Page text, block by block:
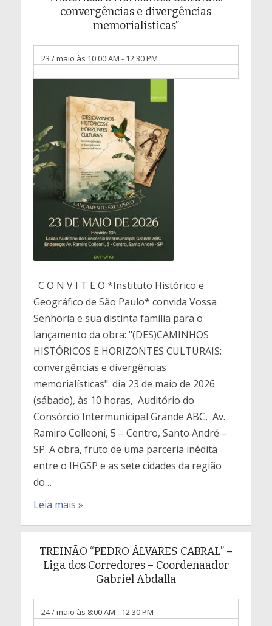
convergências e divergências
memorialisticas”
23 / maio às 10:00 AM - 12:30 PM
C O N V I T E O *Instituto Histórico e
Geográfico de São Paulo* convida Vossa
Senhoria e sua distinta família para o
lançamento da obra: "(DES)CAMINHOS
HISTÓRICOS E HORIZONTES CULTURAIS:
convergências e divergências
memorialísticas". dia 23 de maio de 2026
(sábado), às 10 horas, Auditório do
Consórcio Intermunicipal Grande ABC, Av.
Ramiro Colleoni, 5 – Centro, Santo André –
SP. A obra, fruto de uma parceria inédita
entre o IHGSP e as sete cidades da região
do…
Leia mais »
TREINÃO “PEDRO ÁLVARES CABRAL” –
Liga dos Corredores – Coordenaador
Gabriel Abdalla
24 / maio às 8:00 AM - 12:30 PM